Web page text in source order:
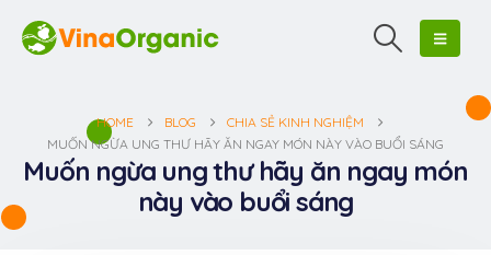
HOME BLOG
CHIA SẺ KINH NGHIỆM
MUỐN NGỪA UNG THƯ HÃY ĂN NGAY MÓN NÀY VÀO BUỔI SÁNG
Muốn ngừa ung thư hãy ăn ngay món
này vào buổi sáng